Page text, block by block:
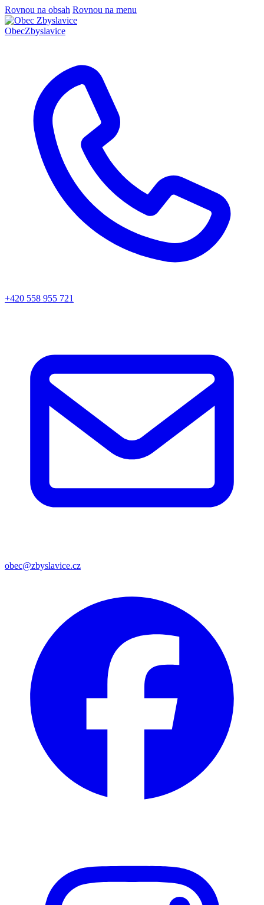
Rovnou na obsah Rovnou na menu
ObecZbyslavice
+420 558 955 721
obec@zbyslavice.cz